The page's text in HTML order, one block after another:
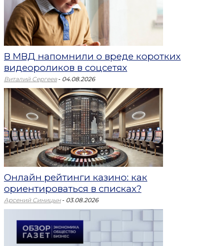
В МВД напомнили о вреде коротких
видеороликов в соцсетях
Виталий Сергеев - 04.08.2026
Онлайн рейтинги казино: как
ориентироваться в списках?
Арсений Синицын - 03.08.2026